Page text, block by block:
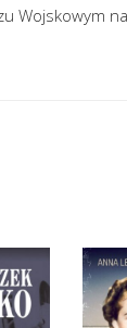
Wojskowym